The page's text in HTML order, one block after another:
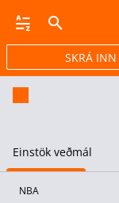
GULLPOTTAR
SKRÁ INN
Einstök veðmál
NBA